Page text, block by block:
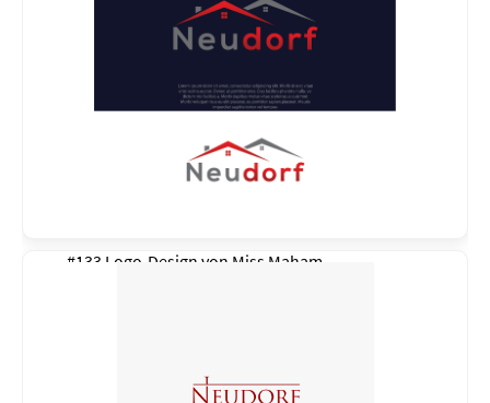
#133 Logo-Design von Miss Maham